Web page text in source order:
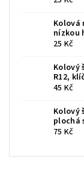
Kolová
nízkou
25 Kč
Kolový
R12,
45 Kč
Kolový
plochá
75 Kč